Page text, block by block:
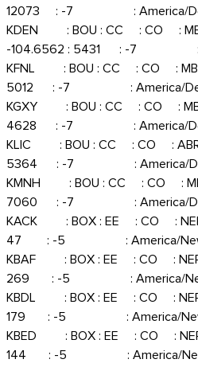
12073 : -7 : America/
KDEN : BOU : CC : CO :
-104.6562 : 5431 : -7 :
KFNL : BOU : CC : CO :
5012 : -7 : America/
KGXY : BOU : CC : CO :
4628 : -7 : America/
KLIC : BOU : CC : CO :
5364 : -7 : America/
KMNH : BOU : CC : CO :
7060 : -7 : America/
KACK : BOX : EE : CO :
47 : -5 : America/
KBAF : BOX : EE : CO :
269 : -5 : America/
KBDL : BOX : EE : CO :
179 : -5 : America/
KBED : BOX : EE : CO :
144 : -5 : America/